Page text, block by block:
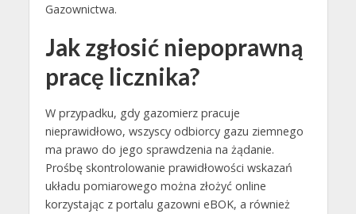
Gazownictwa.
Jak zgłosić niepoprawną
pracę licznika?
W przypadku, gdy gazomierz pracuje
nieprawidłowo, wszyscy odbiorcy gazu ziemnego
ma prawo do jego sprawdzenia na żądanie.
Prośbę skontrolowanie prawidłowości wskazań
układu pomiarowego można złożyć online
korzystając z portalu gazowni eBOK, a również